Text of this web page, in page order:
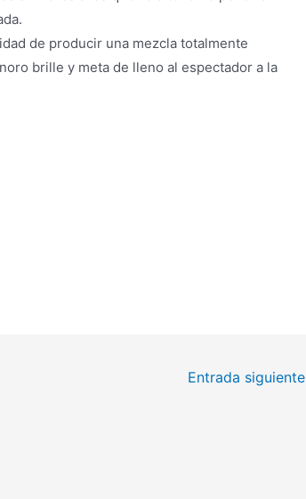
de producir una mezcla totalmente
brille y meta de lleno al espectador a la
Entrada siguiente